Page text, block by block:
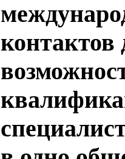
контактов